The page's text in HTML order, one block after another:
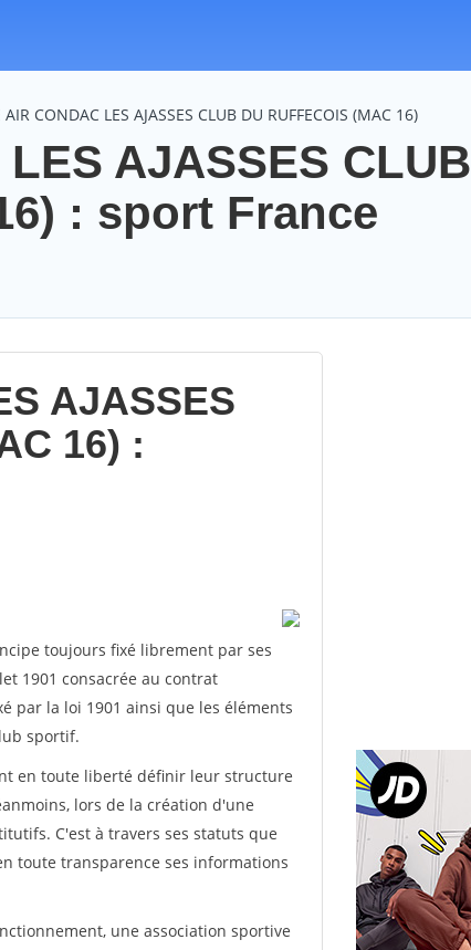
CONDAC LES AJASSES CLUB DU RUFFECOIS (MAC 16)
AJASSES CLUB
: sport France
AJASSES
16) :
toujours fixé librement par ses
1901 consacrée au contrat
par la loi 1901 ainsi que les éléments
sportif.
en toute liberté définir leur structure
lors de la création d'une
C'est à travers ses statuts que
toute transparence ses informations
une association sportive